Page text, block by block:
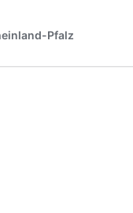
Pfalz